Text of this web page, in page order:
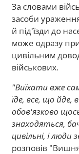
За словами
засоби
й під'їзди до
може одразу
цивільним
військових.
"Виїхати вже
їде, все, що
обов'язково
знаходяться,
цивільні, і
розповів